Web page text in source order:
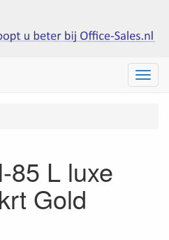
Menu
85 L luxe
Gold